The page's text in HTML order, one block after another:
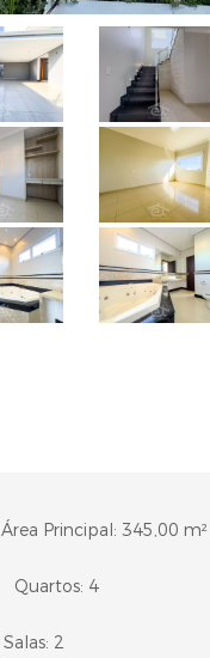
Área Principal: 345,00 m²
Quartos: 4
Salas: 2